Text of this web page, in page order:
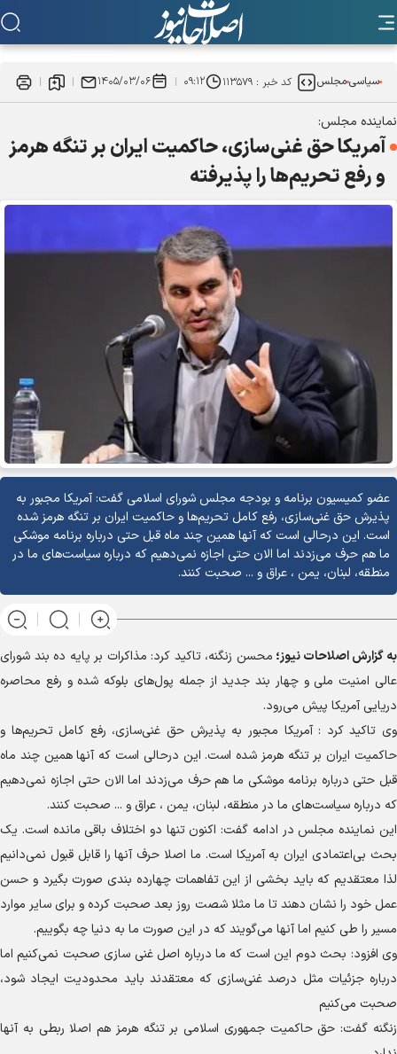
سیاسیمجلس کد خبر :۱۱۳۵۷۹ ۰۹:۱۲ ۱۴۰۵/۰۳/۰۶
نماینده مجلس:
آمریکا حق غنی‌سازی، حاکمیت ایران بر تنگه هرمز
و رفع تحریم‌ها را پذیرفته
عضو کمیسیون برنامه و بودجه مجلس شورای اسلامی گفت: آمریکا مجبور به
پذیرش حق غنی‌سازی، رفع کامل تحریم‌ها و حاکمیت ایران بر تنگه هرمز شده
است. این درحالی است که آنها همین چند ماه قبل حتی درباره برنامه موشکی
ما هم حرف می‌زدند اما الان حتی اجازه نمی‌دهیم که درباره سیاست‌های ما در
منطقه، لبنان، یمن ، عراق و ... صحبت کنند.
به گزارشاصلاحات نیوز؛ محسن زنگنه، تاکید کرد: مذاکرات بر پایه ده بند شورای
عالی امنیت ملی و چهار بند جدید از جمله پول‌های بلوکه شده و رفع محاصره
دریایی آمریکا پیش می‌رود.
وی تاکید کرد : آمریکا مجبور به پذیرش حق غنی‌سازی، رفع کامل تحریم‌ها و
حاکمیت ایران بر تنگه هرمز شده است. این درحالی است که آنها همین چند ماه
قبل حتی درباره برنامه موشکی ما هم حرف می‌زدند اما الان حتی اجازه نمی‌دهیم
که درباره سیاست‌های ما در منطقه، لبنان، یمن ، عراق و ... صحبت کنند.
این نماینده مجلس در ادامه گفت: اکنون تنها دو اختلاف باقی مانده است. یک
بحث بی‌اعتمادی ایران به آمریکا است. ما اصلا حرف آنها را قابل قبول نمی‌دانیم
لذا معتقدیم که باید بخشی از این تفاهمات چهارده بندی صورت بگیرد و حسن
عمل خود را نشان دهند تا ما مثلا شصت روز بعد صحبت کرده و برای سایر موارد
مسیر را طی کنیم اما آنها می‌گویند که در این صورت ما به دنیا چه بگوییم.
وی افزود: بحث دوم این است که ما درباره اصل غنی سازی صحبت نمی‌کنیم اما
درباره جزئیات مثل درصد غنی‌سازی که معتقدند باید محدودیت ایجاد شود،
صحبت می‌کنیم
زنگنه گفت: حق حاکمیت جمهوری اسلامی بر تنگه هرمز هم اصلا ربطی به آنها